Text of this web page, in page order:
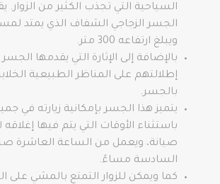
السياحية التي تجذب الكثير من الزوار.
ويبلغ ارتفاعه 300 متر.
بالإضافة إلى الإثارة التي يقدمها
إطلالتهم على المناظر الطبيعية
بالجسر.
يتميز هذا الجسر بإمكانية زيارته في
باستثناء الأوقات التي يتم فيها
صيانة، ويعمل من الساعة العاشرة
السادسة مساءً.
كما ويمكن للزوار التمتع بالمشي على